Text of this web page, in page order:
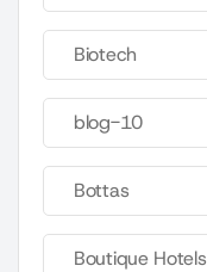
Biotech
blog-10
Bottas
Boutique Hotels